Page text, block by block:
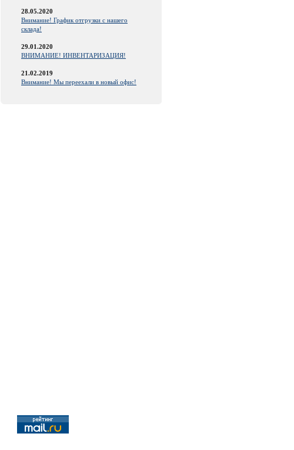
28.05.2020
Внимание! График отгрузки с нашего
склада!
29.01.2020
ВНИМАНИЕ! ИНВЕНТАРИЗАЦИЯ!
21.02.2019
Внимание! Мы переехали в новый офис!